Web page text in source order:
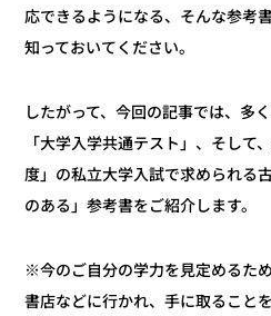
応できるようになる、そんな参考
知っておいてください。
したがって、今回の記事では、多
「大学入学共通テスト」、そし
度」の私立大学入試で求められる
のある」参考書をご紹介します。
※今のご自分の学力を見定めるた
書店などに行かれ、手に取ること